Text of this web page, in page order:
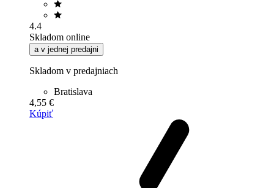
4.4
Skladom online
a v jednej predajni
Skladom v predajniach
Bratislava
4,55 €
Kúpiť